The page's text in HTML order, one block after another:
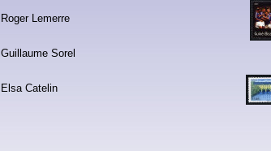
Roger Lemerre
Elsa Catelin
Guillaume Sorel